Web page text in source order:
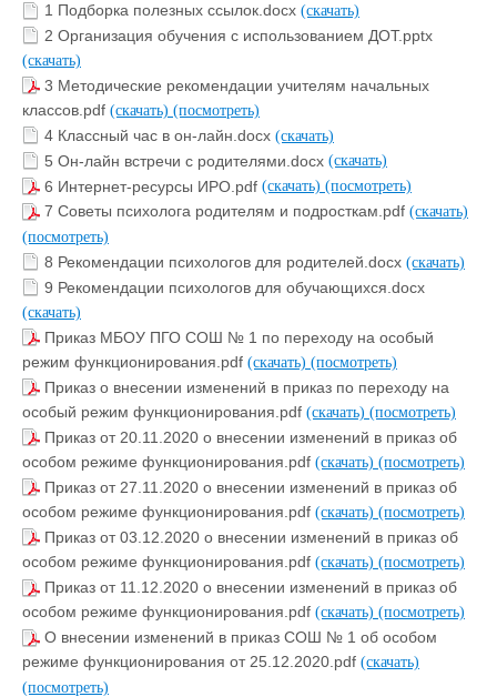
1 Подборка полезных ссылок.docx (скачать)
2 Организация обучения с использованием ДОТ.pptx
(скачать)
3 Методические рекомендации учителям начальных
классов.pdf (скачать) (посмотреть)
4 Классный час в он-лайн.docx (скачать)
5 Он-лайн встречи с родителями.docx (скачать)
6 Интернет-ресурсы ИРО.pdf (скачать) (посмотреть)
7 Советы психолога родителям и подросткам.pdf (скачать)
(посмотреть)
8 Рекомендации психологов для родителей.docx (скачать)
9 Рекомендации психологов для обучающихся.docx
(скачать)
Приказ МБОУ ПГО СОШ № 1 по переходу на особый
режим функционирования.pdf (скачать) (посмотреть)
Приказ о внесении изменений в приказ по переходу на
особый режим функционирования.pdf (скачать) (посмотреть)
Приказ от 20.11.2020 о внесении изменений в приказ об
особом режиме функционирования.pdf (скачать) (посмотреть)
Приказ от 27.11.2020 о внесении изменений в приказ об
особом режиме функционирования.pdf (скачать) (посмотреть)
Приказ от 03.12.2020 о внесении изменений в приказ об
особом режиме функционирования.pdf (скачать) (посмотреть)
Приказ от 11.12.2020 о внесении изменений в приказ об
особом режиме функционирования.pdf (скачать) (посмотреть)
О внесении изменений в приказ СОШ № 1 об особом
режиме функционирования от 25.12.2020.pdf (скачать)
(посмотреть)